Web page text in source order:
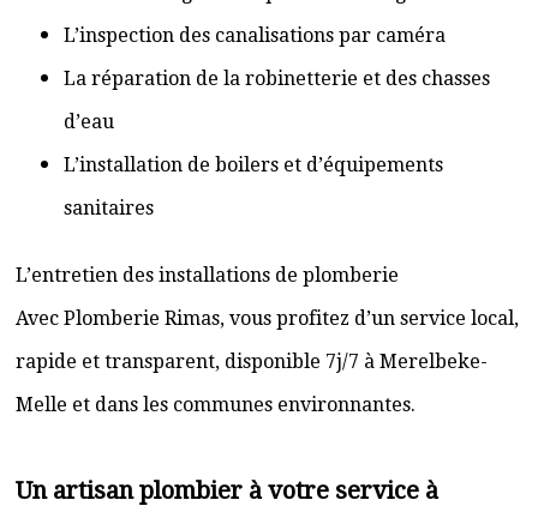
L’inspection des canalisations par caméra
La réparation de la robinetterie et des chasses
d’eau
L’installation de boilers et d’équipements
sanitaires
L’entretien des installations de plomberie
Avec Plomberie Rimas, vous profitez d’un service local,
rapide et transparent, disponible 7j/7 à Merelbeke-
Melle et dans les communes environnantes.
Un artisan plombier à votre service à